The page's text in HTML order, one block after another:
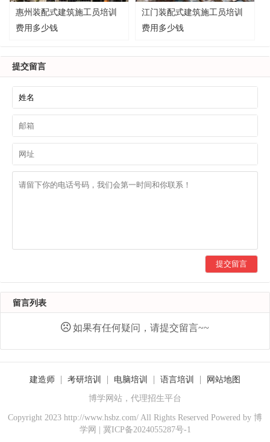
惠州装配式建筑施工员培训
费用多少钱
江门装配式建筑施工员培训
费用多少钱
提交留言
提交留言
留言列表
如果有任何疑问，请提交留言~~
建造师 考研培训 电脑培训 语言培训 网站地图
博学网站，代理招生平台
Copyright 2023 http://www.hsbz.com/ All Rights Reserved Powered by 博
学网
冀ICP备2024055287号-1